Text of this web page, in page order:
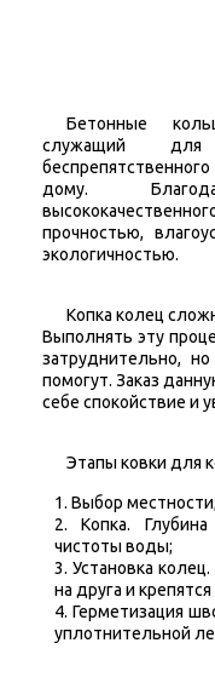
Бетонные
служащий для
дому.
прочностью,
экологичностью.
Копка колец
Выполнять эту
затруднительно,
помогут. Заказ
себе спокойствие и
Этапы ковки для
Выбор местности;
Копка.
чистоты воды;
Установка
на друга и
Герметизация
уплотнительной